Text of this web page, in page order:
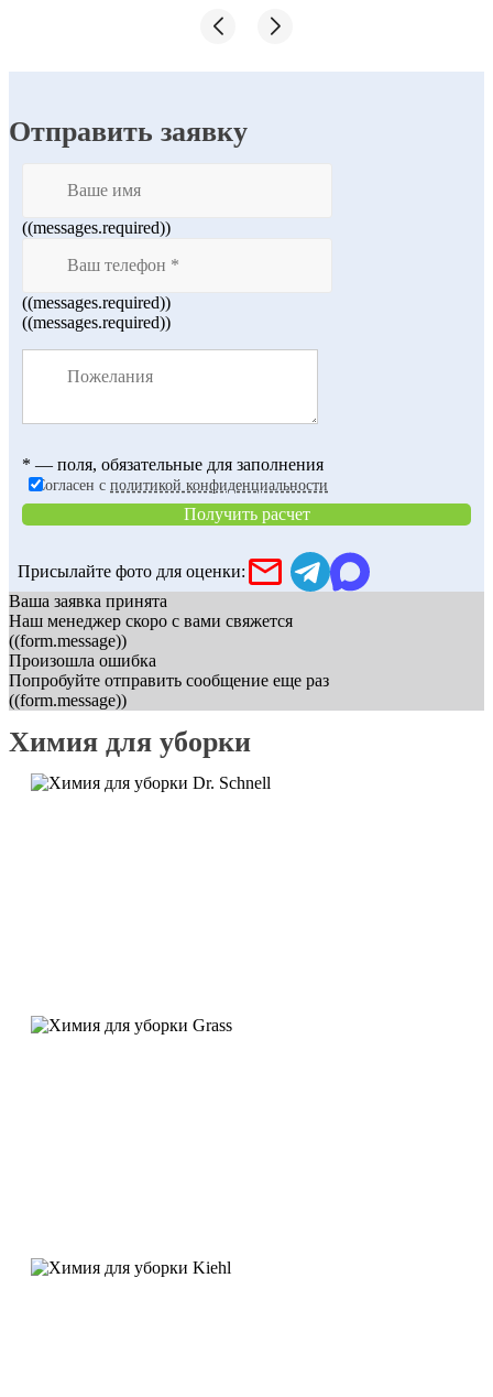
Отправить заявку
((messages.required))
((messages.required))
((messages.required))
* — поля, обязательные для заполнения
Согласен с политикой конфиденциальности
Получить расчет
Присылайте фото для оценки:
Ваша заявка принята
Наш менеджер скоро с вами свяжется
((form.message))
Произошла ошибка
Попробуйте отправить сообщение еще раз
((form.message))
Химия для уборки